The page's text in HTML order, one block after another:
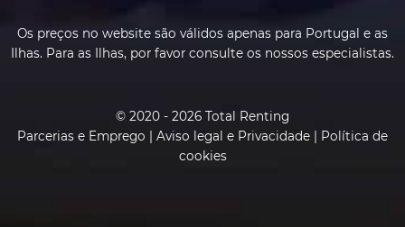
Os preços no website são válidos apenas para Portugal e as
Ilhas. Para as Ilhas, por favor consulte os nossos especialistas.
© 2020 - 2026 Total Renting
Parcerias e Emprego
Aviso legal e Privacidade
Política de
cookies